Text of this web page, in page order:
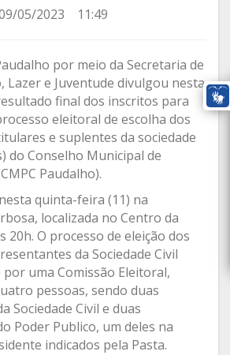
05/2023 11:49
por meio da Secretaria de
Lazer e Juventude divulgou nesta
final dos inscritos para
eleitoral de escolha dos
e suplentes da sociedade
do Conselho Municipal de
Paudalho).
quinta-feira (11) na
localizada no Centro da
20h. O processo de eleição dos
da Sociedade Civil
uma Comissão Eleitoral,
pessoas, sendo duas
Sociedade Civil e duas
Poder Publico, um deles na
indicados pela Pasta.